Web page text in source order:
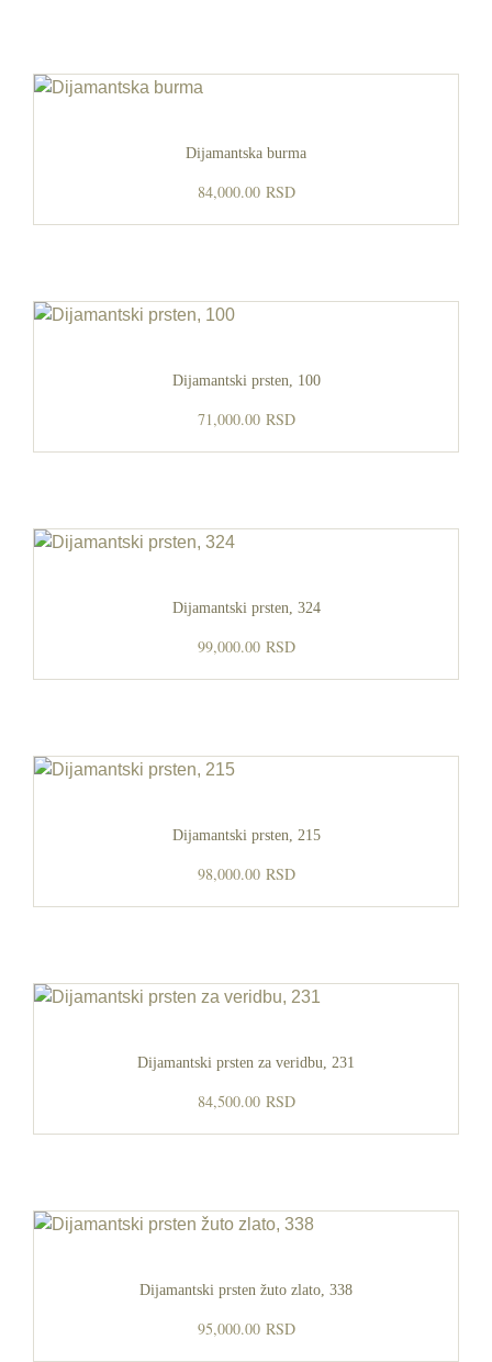
Dijamantska burma
84,000.00 RSD
Dijamantski prsten, 100
71,000.00 RSD
Dijamantski prsten, 324
99,000.00 RSD
Dijamantski prsten, 215
98,000.00 RSD
Dijamantski prsten za veridbu, 231
84,500.00 RSD
Dijamantski prsten žuto zlato, 338
95,000.00 RSD